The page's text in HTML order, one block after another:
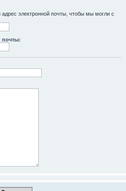
электронной почты, чтобы мы могли с
почты: